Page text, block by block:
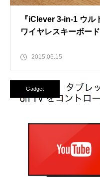
『iClever 3-in-1 ウ
ワイヤレスキーボー
2015.06.15
Gadget